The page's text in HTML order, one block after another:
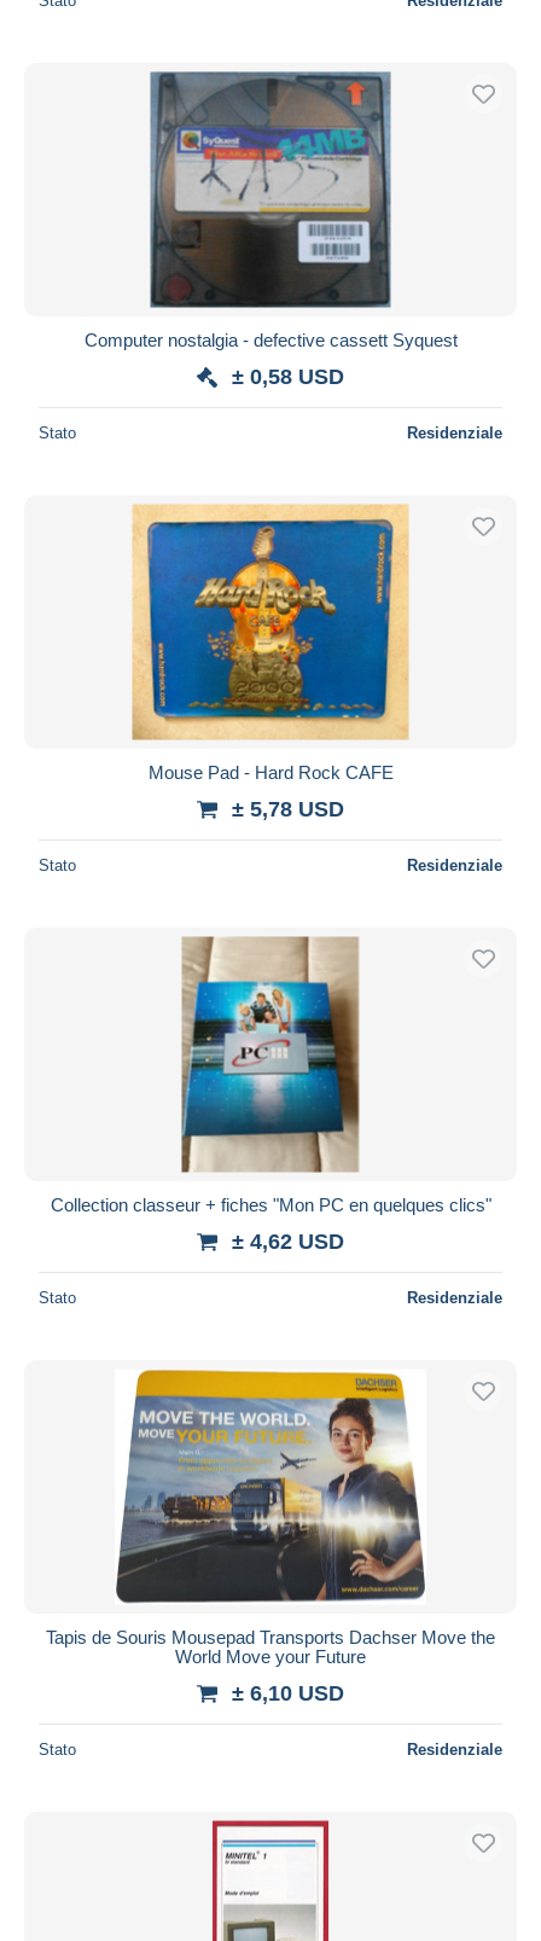
Computer nostalgia - defective cassett Syquest
± 0,58 USD
Stato Residenziale
Mouse Pad - Hard Rock CAFE
± 5,78 USD
Stato Residenziale
Collection classeur + fiches "Mon PC en quelques clics"
± 4,62 USD
Stato Residenziale
Tapis de Souris Mousepad Transports Dachser Move the
World Move your Future
± 6,10 USD
Stato Residenziale